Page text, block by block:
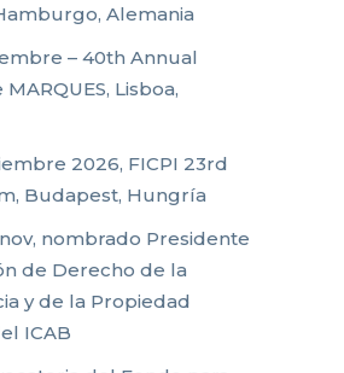
Alemania
– 40th Annual
Lisboa,
2026, FICPI 23rd
Budapest, Hungría
nombrado Presidente
de Derecho de la
y de la Propiedad
ICAB